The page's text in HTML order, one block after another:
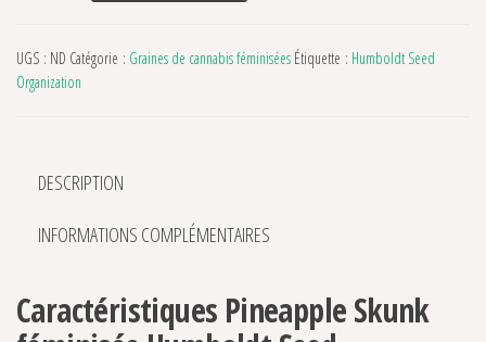
UGS : ND Catégorie : Graines de cannabis féminisées Étiquette : Humboldt Seed
Organization
DESCRIPTION
INFORMATIONS COMPLÉMENTAIRES
Caractéristiques Pineapple Skunk